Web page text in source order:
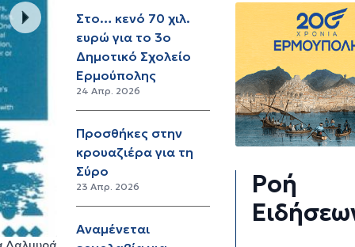
Στο… κενό 70 χιλ.
ευρώ για το 3ο
Δημοτικό Σχολείο
Ερμούπολης
24 Απρ. 2026
Προσθήκες στην
κρουαζιέρα για τη
Σύρο
23 Απρ. 2026
Αναμένεται
Ροή